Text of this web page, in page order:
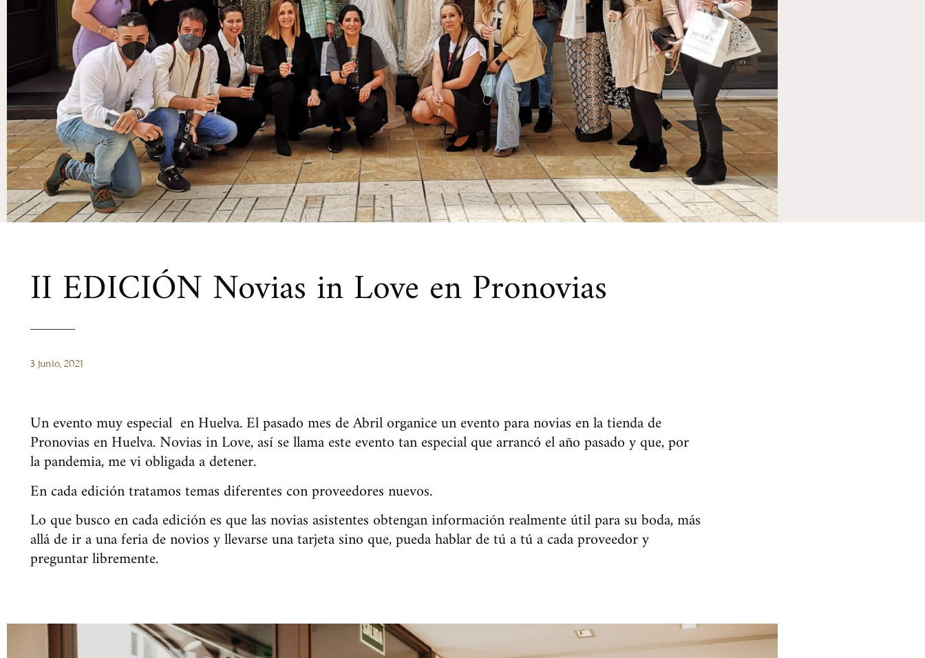
II EDICIÓN Novias in Love en Pronovias
3 junio, 2021
Un evento muy especial en Huelva. El pasado mes de Abril organice un evento para novias en la tienda de
Pronovias en Huelva. Novias in Love, así se llama este evento tan especial que arrancó el año pasado y que, por
la pandemia, me vi obligada a detener.
En cada edición tratamos temas diferentes con proveedores nuevos.
Lo que busco en cada edición es que las novias asistentes obtengan información realmente útil para su boda, más
allá de ir a una feria de novios y llevarse una tarjeta sino que, pueda hablar de tú a tú a cada proveedor y
preguntar libremente.